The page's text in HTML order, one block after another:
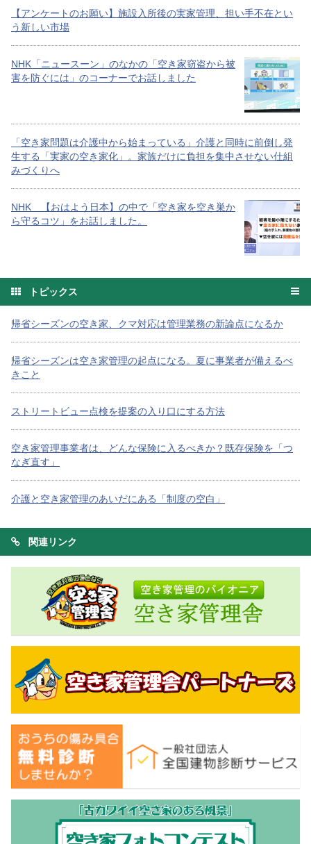
【アンケートのお願い】施設入所後の実家管理、担い手不在とい
う新しい市場
NHK「ニュースーン」のなかの「空き家窃盗から被
害を防ぐには」のコーナーでお話しました
「空き家問題は介護中から始まっている」介護と同時に前倒し発
生する「実家の空き家化」。家族だけに負担を集中させない仕組
みづくりへ
NHK 【おはよう日本】の中で「空き家を空き巣か
ら守るコツ」をお話しました。
トピックス
帰省シーズンの空き家、クマ対応は管理業務の新論点になるか
帰省シーズンは空き家管理の起点になる。夏に事業者が備えるべ
きこと
ストリートビュー点検を提案の入り口にする方法
空き家管理事業者は、どんな保険に入るべきか？既存保険を「つ
なぎ直す」
介護と空き家管理のあいだにある「制度の空白」
関連リンク